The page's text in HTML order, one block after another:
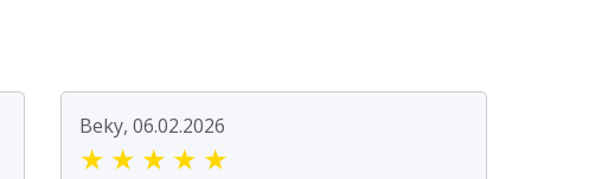
Beky, 06.02.2026
★ ★ ★ ★ ★